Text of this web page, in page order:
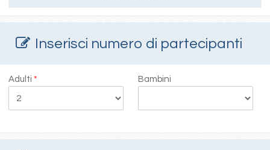
Inserisci numero di partecipanti
Adulti* Bambini